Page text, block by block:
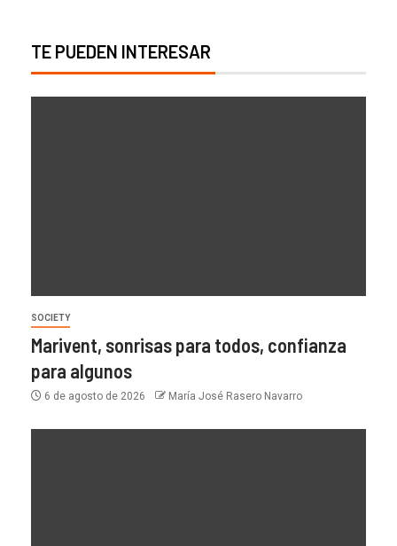
TE PUEDEN INTERESAR
SOCIETY
Marivent, sonrisas para todos, confianza
para algunos
6 de agosto de 2026 María José Rasero Navarro